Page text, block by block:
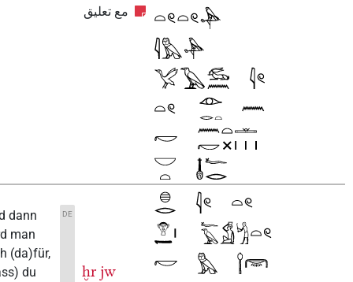
مع تعليق
ḫr
Und dann
wird man
dich (da)für,
(dass) du